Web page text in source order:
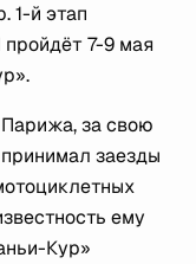
1-й этап
7-9 мая
за свою
заезды
ему
Кур»